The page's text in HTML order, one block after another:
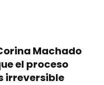
Machado
el proceso
irreversible